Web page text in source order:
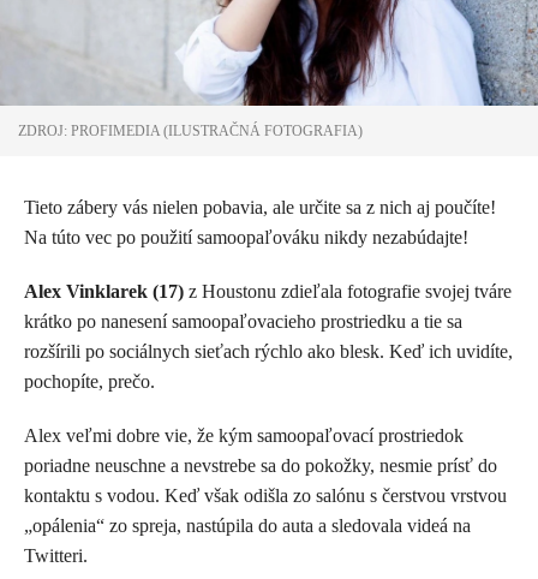
ZDROJ: PROFIMEDIA (ILUSTRAČNÁ FOTOGRAFIA)
Tieto zábery vás nielen pobavia, ale určite sa z nich aj poučíte!
Na túto vec po použití samoopaľováku nikdy nezabúdajte!
Alex Vinklarek (17) z Houstonu zdieľala fotografie svojej tváre
krátko po nanesení samoopaľovacieho prostriedku a tie sa
rozšírili po sociálnych sieťach rýchlo ako blesk. Keď ich uvidíte,
pochopíte, prečo.
Alex veľmi dobre vie, že kým samoopaľovací prostriedok
poriadne neuschne a nevstrebe sa do pokožky, nesmie prísť do
kontaktu s vodou. Keď však odišla zo salónu s čerstvou vrstvou
„opálenia“ zo spreja, nastúpila do auta a sledovala videá na
Twitteri.